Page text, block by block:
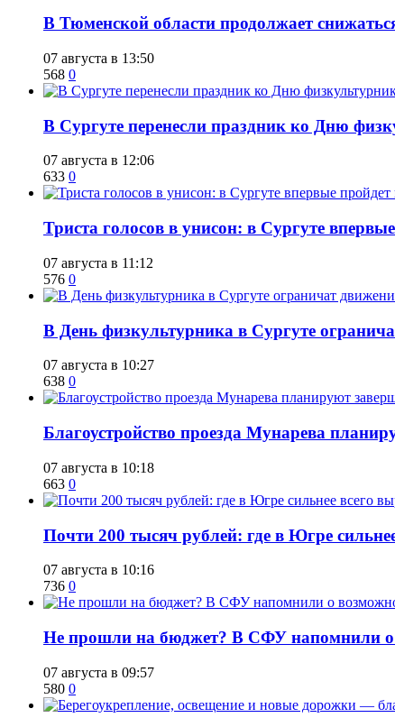
​В Тюменской области продолжает
07 августа в 13:50
568 0
​В Сургуте перенесли праздник ко Дню
07 августа в 12:06
633 0
​Триста голосов в унисон: в Сургуте
07 августа в 11:12
576 0
​В День физкультурника в Сургуте
07 августа в 10:27
638 0
Благоустройство проезда Мунарева
07 августа в 10:18
663 0
​Почти 200 тысяч рублей: где в Югре
07 августа в 10:16
736 0
Не прошли на бюджет? В СФУ напомнили о
07 августа в 09:57
580 0